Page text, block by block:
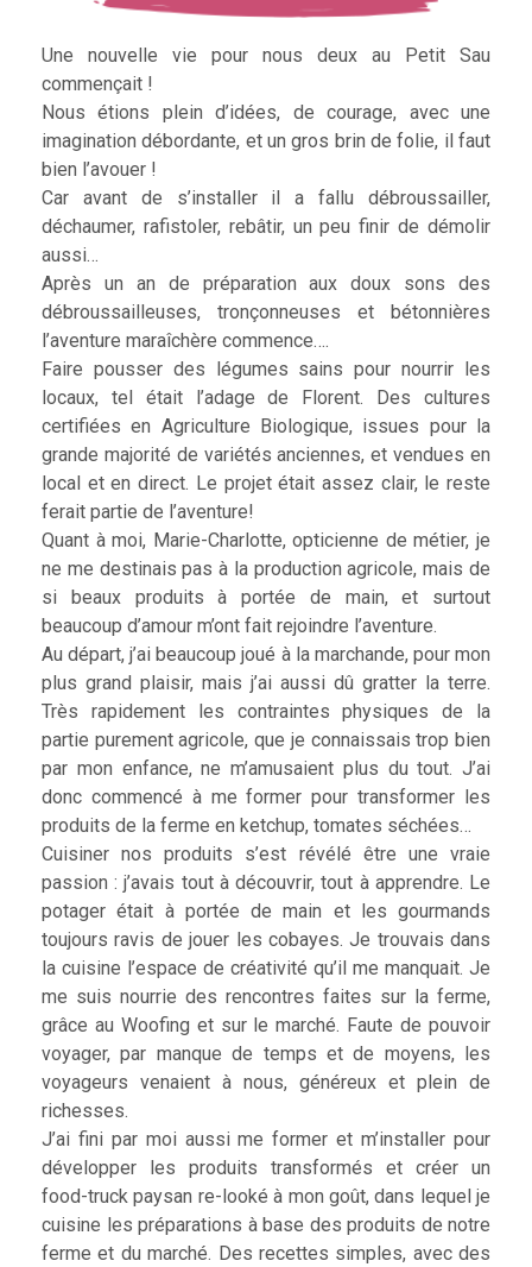
Une nouvelle vie pour nous deux au Petit Sau
commençait !
Nous étions plein d’idées, de courage, avec une
imagination débordante, et un gros brin de folie, il faut
bien l’avouer !
Car avant de s’installer il a fallu débroussailler,
déchaumer, rafistoler, rebâtir, un peu finir de démolir
aussi…
Après un an de préparation aux doux sons des
débroussailleuses, tronçonneuses et bétonnières
l’aventure maraîchère commence….
Faire pousser des légumes sains pour nourrir les
locaux, tel était l’adage de Florent. Des cultures
certifiées en Agriculture Biologique, issues pour la
grande majorité de variétés anciennes, et vendues en
local et en direct. Le projet était assez clair, le reste
ferait partie de l’aventure!
Quant à moi, Marie-Charlotte, opticienne de métier, je
ne me destinais pas à la production agricole, mais de
si beaux produits à portée de main, et surtout
beaucoup d’amour m’ont fait rejoindre l’aventure.
Au départ, j’ai beaucoup joué à la marchande, pour mon
plus grand plaisir, mais j’ai aussi dû gratter la terre.
Très rapidement les contraintes physiques de la
partie purement agricole, que je connaissais trop bien
par mon enfance, ne m’amusaient plus du tout. J’ai
donc commencé à me former pour transformer les
produits de la ferme en ketchup, tomates séchées…
Cuisiner nos produits s’est révélé être une vraie
passion : j’avais tout à découvrir, tout à apprendre. Le
potager était à portée de main et les gourmands
toujours ravis de jouer les cobayes. Je trouvais dans
la cuisine l’espace de créativité qu’il me manquait. Je
me suis nourrie des rencontres faites sur la ferme,
grâce au Woofing et sur le marché. Faute de pouvoir
voyager, par manque de temps et de moyens, les
voyageurs venaient à nous, généreux et plein de
richesses.
J’ai fini par moi aussi me former et m’installer pour
développer les produits transformés et créer un
food-truck paysan re-looké à mon goût, dans lequel je
cuisine les préparations à base des produits de notre
ferme et du marché. Des recettes simples, avec des